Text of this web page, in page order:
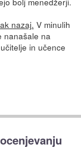
nazaj. V minulih
nanašale na
in učence